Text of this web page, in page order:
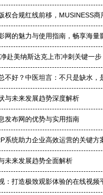
权合规红线前移，MUSINESS
网的魅力与使用指南，畅享海量
赴美纳斯达克上市冲刺关键一步
不好？中医坦言：不只是缺水，
与未来发展趋势深度解析
发布网的优势与实用指南
系统助力企业高效运营的关键方
未来发展趋势全面解析
：打造极致观影体验的在线视频